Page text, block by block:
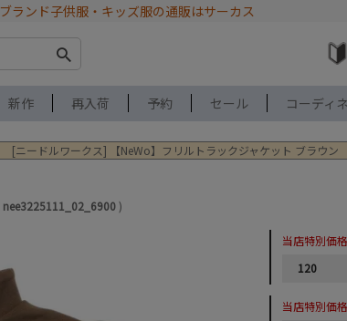
ブランド子供服・キッズ服の通販はサーカス
新作 再入荷 予約 セール コーディ
[ニードルワークス] 【NeWo】フリルトラックジャケット ブラウン
nee3225111_02_6900
当店特別価格
120
当店特別価格